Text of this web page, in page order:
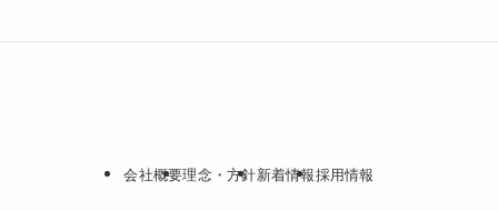
会社概要理念・方針新着情報採用情報